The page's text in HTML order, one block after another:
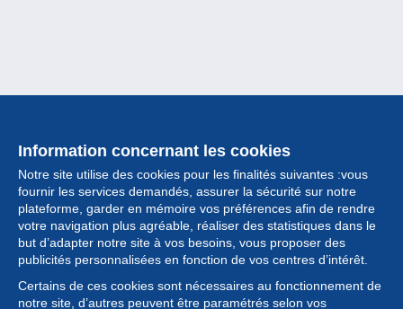
Information concernant les cookies
Notre site utilise des cookies pour les finalités suivantes :vous
fournir les services demandés, assurer la sécurité sur notre
plateforme, garder en mémoire vos préférences afin de rendre
votre navigation plus agréable, réaliser des statistiques dans le
but d’adapter notre site à vos besoins, vous proposer des
publicités personnalisées en fonction de vos centres d’intérêt.
Certains de ces cookies sont nécessaires au fonctionnement de
notre site, d’autres peuvent être paramétrés selon vos
Collection
Actualités